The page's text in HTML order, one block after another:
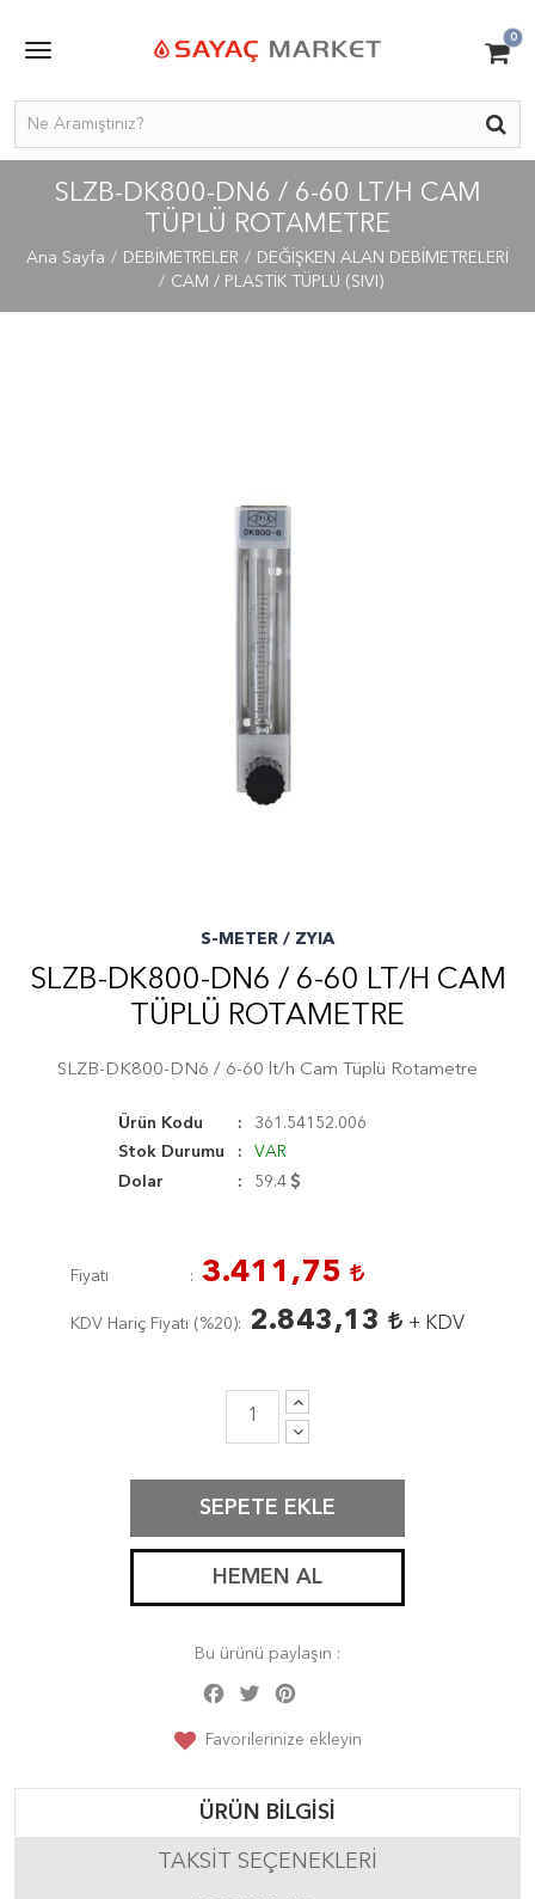
0
SLZB-DK800-DN6 / 6-60 LT/H CAM
TÜPLÜ ROTAMETRE
Ana Sayfa DEBİMETRELER
DEĞİŞKEN ALAN DEBİMETRELERİ
CAM / PLASTİK TÜPLÜ (SIVI)
S-METER / ZYIA
SLZB-DK800-DN6 / 6-60 LT/H CAM
TÜPLÜ ROTAMETRE
SLZB-DK800-DN6 / 6-60 lt/h Cam Tüplü Rotametre
Ürün Kodu
361.54152.006
Stok Durumu
VAR
Dolar
59.4
Fiyatı 3.411,75
KDV Hariç Fiyatı ( %20 ) 2.843,13 + KDV
SEPETE EKLE
HEMEN AL
Bu ürünü paylaşın :
Facebook
Twitter
Favorilerinize ekleyin
ÜRÜN BILGISI
TAKSIT SEÇENEKLERI